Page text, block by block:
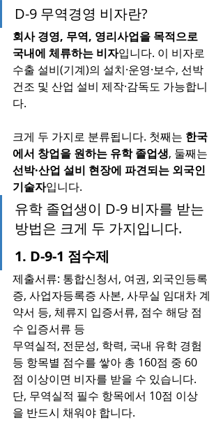
D-9 무역경영 비자란?
회사 경영, 무역, 영리사업을 목적으로
국내에 체류하는 비자입니다. 이 비자로
수출 설비(기계)의 설치·운영·보수, 선박
건조 및 산업 설비 제작·감독도 가능합니
다.
크게 두 가지로 분류됩니다. 첫째는 한국
에서 창업을 원하는 유학 졸업생, 둘째는
선박·산업 설비 현장에 파견되는 외국인
기술자입니다.
유학 졸업생이 D-9 비자를 받는
방법은 크게 두 가지입니다.
1. D-9-1 점수제
제출서류: 통합신청서, 여권, 외국인등록
증, 사업자등록증 사본, 사무실 임대차 계
약서 등, 체류지 입증서류, 점수 해당 점
수 입증서류 등
무역실적, 전문성, 학력, 국내 유학 경험
등 항목별 점수를 쌓아 총 160점 중 60
점 이상이면 비자를 받을 수 있습니다.
단, 무역실적 필수 항목에서 10점 이상
을 반드시 채워야 합니다.